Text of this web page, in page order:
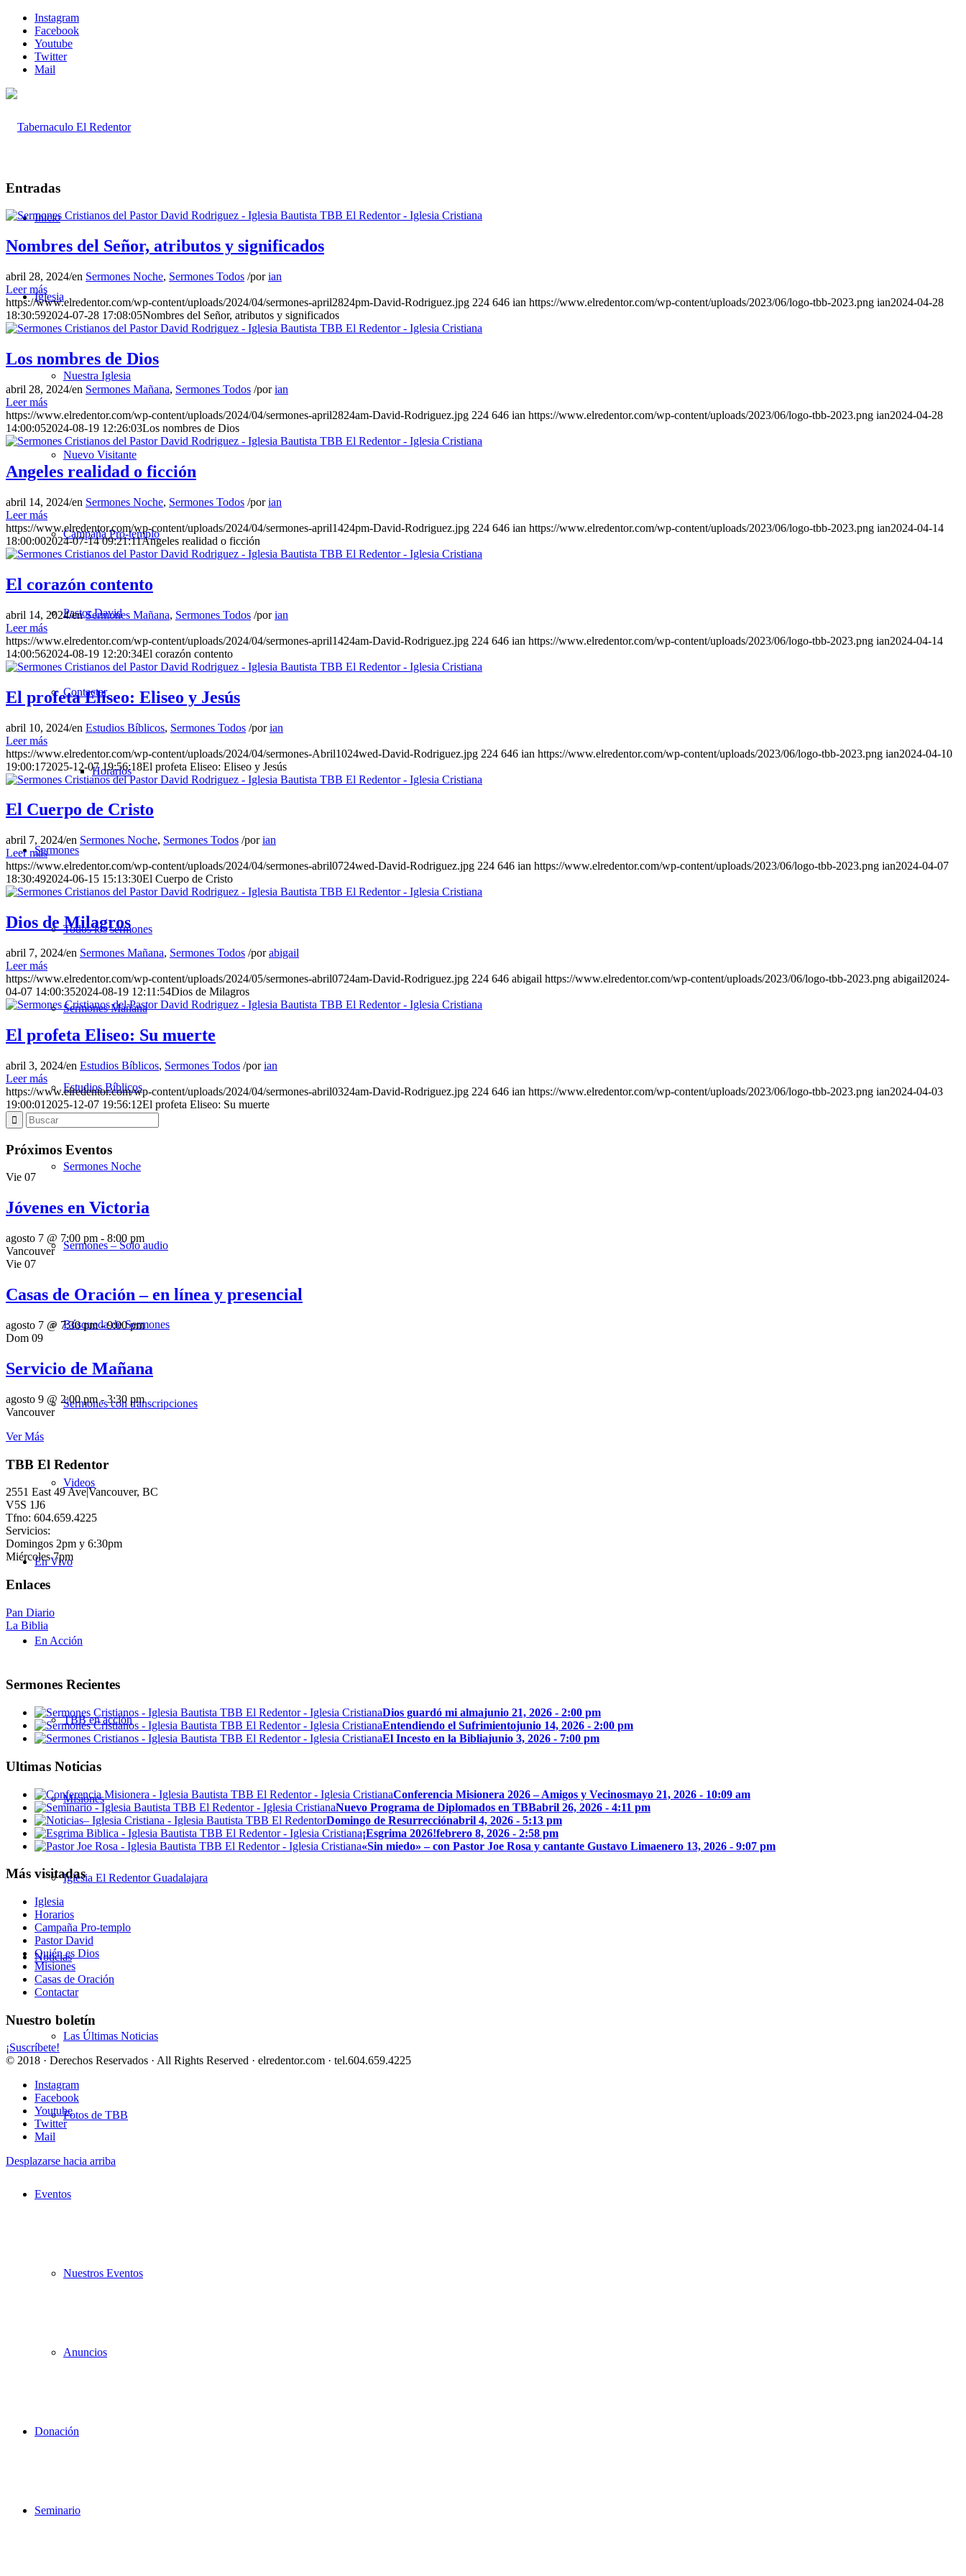
Instagram
Facebook
Youtube
Twitter
Mail
Inicio
Iglesia
Nuestra Iglesia
Nuevo Visitante
Campaña Pro-templo
Pastor David
Contactar
Horarios
Sermones
Todos los sermones
Sermones Mañana
Estudios Bíblicos
Sermones Noche
Sermones – Solo audio
Búsqueda de Sermones
Sermones con transcripciones
Videos
En Vivo
En Acción
TBB en acción
Misiones
Iglesia El Redentor Guadalajara
Noticias
Las Últimas Noticias
Fotos de TBB
Eventos
Nuestros Eventos
Anuncios
Donación
Seminario
Entradas
Nombres del Señor, atributos y significados
abril 28, 2024/en Sermones Noche, Sermones Todos /porian
Leer más
https://www.elredentor.com/wp-content/uploads/2024/04/sermones-april2824pm-David-Rodriguez.jpg 224 646 ian https://www.elredentor.com/wp-content/uploads/2023/06/logo-tbb-2023.png ian2024-04-28
18:30:592024-07-28 17:08:05Nombres del Señor, atributos y significados
Los nombres de Dios
abril 28, 2024/en Sermones Mañana, Sermones Todos /porian
Leer más
https://www.elredentor.com/wp-content/uploads/2024/04/sermones-april2824am-David-Rodriguez.jpg 224 646 ian https://www.elredentor.com/wp-content/uploads/2023/06/logo-tbb-2023.png ian2024-04-28
14:00:052024-08-19 12:26:03Los nombres de Dios
Angeles realidad o ficción
abril 14, 2024/en Sermones Noche, Sermones Todos /porian
Leer más
https://www.elredentor.com/wp-content/uploads/2024/04/sermones-april1424pm-David-Rodriguez.jpg 224 646 ian https://www.elredentor.com/wp-content/uploads/2023/06/logo-tbb-2023.png ian2024-04-14
18:00:002024-07-14 09:21:11Angeles realidad o ficción
El corazón contento
abril 14, 2024/enSermones Mañana, Sermones Todos /porian
Leer más
https://www.elredentor.com/wp-content/uploads/2024/04/sermones-april1424am-David-Rodriguez.jpg 224 646 ian https://www.elredentor.com/wp-content/uploads/2023/06/logo-tbb-2023.png ian2024-04-14
14:00:562024-08-19 12:20:34El corazón contento
El profeta Eliseo: Eliseo y Jesús
abril 10, 2024/en Estudios Bíblicos, Sermones Todos /porian
Leer más
https://www.elredentor.com/wp-content/uploads/2024/04/sermones-Abril1024wed-David-Rodriguez.jpg 224 646 ian https://www.elredentor.com/wp-content/uploads/2023/06/logo-tbb-2023.png ian2024-04-10
19:00:172025-12-07 19:56:18El profeta Eliseo: Eliseo y Jesús
El Cuerpo de Cristo
abril 7, 2024/en Sermones Noche, Sermones Todos /porian
Leer más
https://www.elredentor.com/wp-content/uploads/2024/04/sermones-abril0724wed-David-Rodriguez.jpg 224 646 ian https://www.elredentor.com/wp-content/uploads/2023/06/logo-tbb-2023.png ian2024-04-07
18:30:492024-06-15 15:13:30El Cuerpo de Cristo
Dios de Milagros
abril 7, 2024/en Sermones Mañana, Sermones Todos /porabigail
Leer más
https://www.elredentor.com/wp-content/uploads/2024/05/sermones-abril0724am-David-Rodriguez.jpg 224 646 abigail https://www.elredentor.com/wp-content/uploads/2023/06/logo-tbb-2023.png abigail2024-
04-07 14:00:352024-08-19 12:11:54Dios de Milagros
El profeta Eliseo: Su muerte
abril 3, 2024/en Estudios Bíblicos, Sermones Todos /porian
Leer más
https://www.elredentor.com/wp-content/uploads/2024/04/sermones-abril0324am-David-Rodriguez.jpg 224 646 ian https://www.elredentor.com/wp-content/uploads/2023/06/logo-tbb-2023.png ian2024-04-03
19:00:01 2025-12-07 19:56:12El profeta Eliseo: Su muerte
Próximos Eventos
Vie 07
Jóvenes en Victoria
agosto 7 @ 7:00 pm - 8:00 pm
Vancouver
Vie 07
Casas de Oración – en línea y presencial
agosto 7 @ 7:30 pm-9:00 pm
Dom 09
Servicio de Mañana
agosto 9 @ 2:00 pm-3:30 pm
Vancouver
Ver Más
TBB El Redentor
2551 East 49 Ave|Vancouver, BC
V5S 1J6
Tfno: 604.659.4225
Servicios:
Domingos 2pm y 6:30pm
Miércoles 7pm
Enlaces
Pan Diario
La Biblia
Sermones Recientes
Dios guardó mi almajunio 21, 2026 - 2:00 pm
Entendiendo el Sufrimientojunio 14, 2026 - 2:00 pm
El Incesto en la Bibliajunio 3, 2026 - 7:00 pm
Ultimas Noticias
Conferencia Misionera 2026 – Amigos y Vecinosmayo 21, 2026 - 10:09 am
Nuevo Programa de Diplomados en TBBabril 26, 2026 - 4:11 pm
Domingo de Resurrecciónabril 4, 2026 - 5:13 pm
¡Esgrima 2026!febrero 8, 2026 - 2:58 pm
«Sin miedo» – con Pastor Joe Rosa y cantante Gustavo Limaenero 13, 2026 - 9:07 pm
Más visitadas
Iglesia
Horarios
Campaña Pro-templo
Pastor David
Quién es Dios
Misiones
Casas de Oración
Contactar
Nuestro boletín
¡Suscríbete!
© 2018 · Derechos Reservados · All Rights Reserved · elredentor.com · tel.604.659.4225
Instagram
Facebook
Youtube
Twitter
Mail
Desplazarse hacia arriba